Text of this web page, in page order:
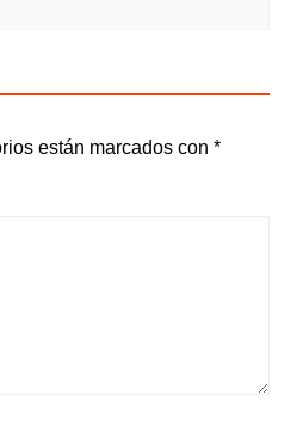
están marcados con *